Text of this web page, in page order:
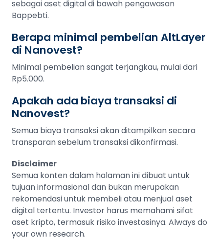
sebagai aset digital di bawah pengawasan
Bappebti.
Berapa minimal pembelian AltLayer
di Nanovest?
Minimal pembelian sangat terjangkau, mulai dari
Rp5.000.
Apakah ada biaya transaksi di
Nanovest?
Semua biaya transaksi akan ditampilkan secara
transparan sebelum transaksi dikonfirmasi.
Disclaimer
Semua konten dalam halaman ini dibuat untuk
tujuan informasional dan bukan merupakan
rekomendasi untuk membeli atau menjual aset
digital tertentu. Investor harus memahami sifat
aset kripto, termasuk risiko investasinya. Always do
your own research.